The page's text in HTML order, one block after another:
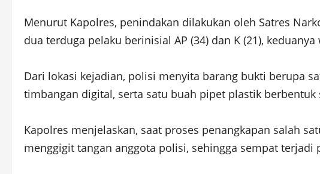
Menurut Kapolres, penindakan dilakukan oleh Satres
dua terduga pelaku berinisial AP (34) dan K (21), keduanya
Dari lokasi kejadian, polisi menyita barang bukti berupa
timbangan digital, serta satu buah pipet plastik berbentuk
Kapolres menjelaskan, saat proses penangkapan salah
menggigit tangan anggota polisi, sehingga sempat